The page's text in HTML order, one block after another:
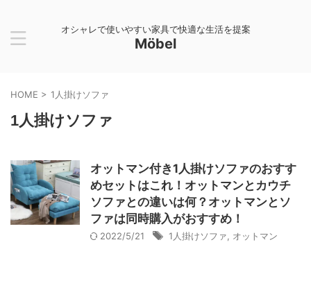
オシャレで使いやすい家具で快適な生活を提案
Möbel
HOME > 1人掛けソファ
1人掛けソファ
オットマン付き1人掛けソファのおすす
めセットはこれ！オットマンとカウチ
ソファとの違いは何？オットマンとソ
ファは同時購入がおすすめ！
2022/5/21 1人掛けソファ オットマン